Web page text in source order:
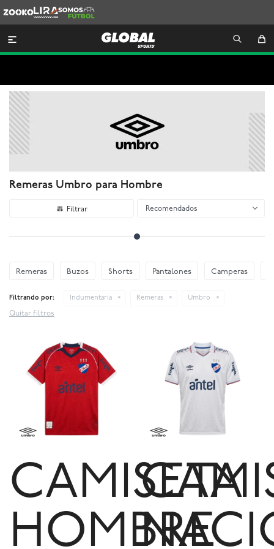
Lira
Somos
Futbol

Remeras Umbro para Hombre
Recomendados
Remeras Buzos Shorts Pantalones Camperas
Filtrando por: Indumentaria Remeras Umbro
Quitar filtros
CAMISETA
HOMBRE